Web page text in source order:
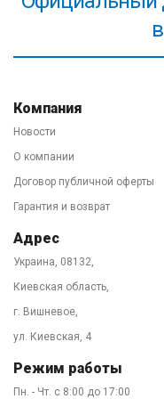
заводом-
нам легко давать
потому что они
использования
товара и/или на нашем
Компания
Новости
О компании
Договор публичной оферты
Гарантия и возврат
Адрес
Украина, 08132,
Киевская область,
г. Вишневое,
ул. Киевская, 4
Режим работы
Пн. - Чт. с 8:00 до 17:00